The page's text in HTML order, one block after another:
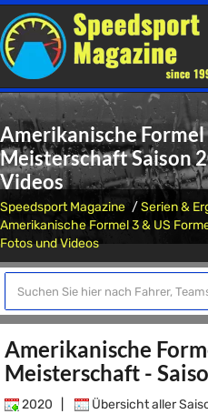
Amerikanische Formel
Meisterschaft Saison
Videos
Speedsport Magazine Serien &
Amerikanische Formel 3 & US
Fotos und Videos
Amerikanische
Meisterschaft -
2020 Übersicht aller